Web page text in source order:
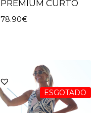
PREMIUM CURTO
78.90€
ESGOTADO